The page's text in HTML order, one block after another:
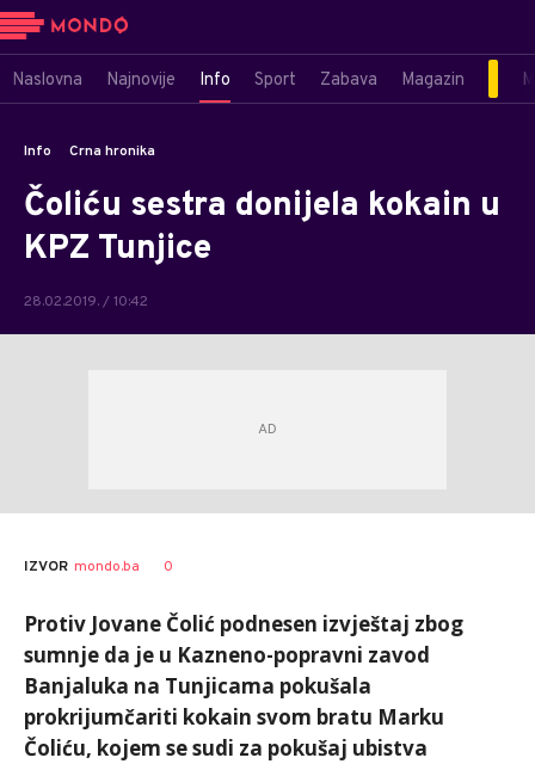
Naslovna Najnovije Info Sport Zabava Magazin
Info Crna hronika
Čoliću sestra donijela kokain u
KPZ Tunjice
28.02.2019. / 10:42
IZVOR mondo.ba 0
Protiv Jovane Čolić podnesen izvještaj zbog
sumnje da je u Kazneno-popravni zavod
Banjaluka na Tunjicama pokušala
prokrijumčariti kokain svom bratu Marku
Čoliću, kojem se sudi za pokušaj ubistva